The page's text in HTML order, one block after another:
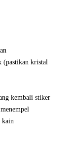
(pastikan kristal
kembali stiker
kain